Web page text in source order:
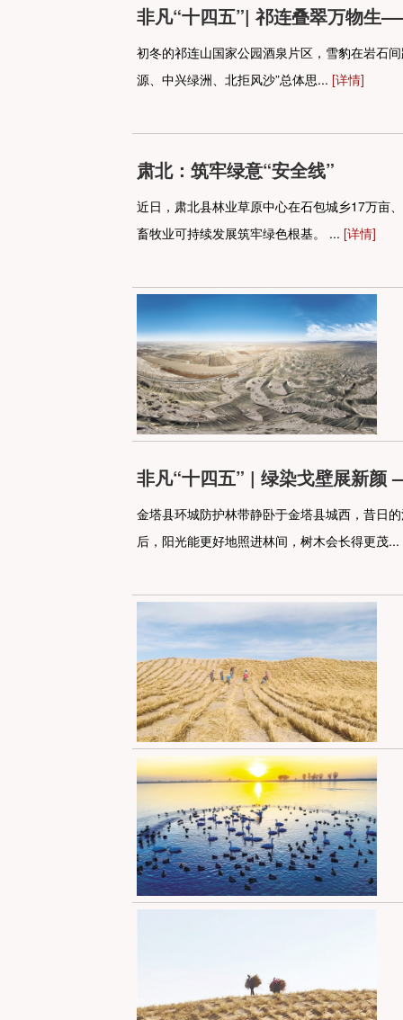
非凡“十四五”| 祁连叠翠万物生
初冬的祁连山国家公园酒泉片区，雪豹在岩石
源、中兴绿洲、北拒风沙”总体思... [详情]
肃北：筑牢绿意“安全线”
近日，肃北县林业草原中心在石包城乡17万亩
畜牧业可持续发展筑牢绿色根基。 ... [详情]
非凡“十四五” | 绿染戈壁展新颜
金塔县环城防护林带静卧于金塔县城西，昔日
后，阳光能更好地照进林间，树木会长得更茂...